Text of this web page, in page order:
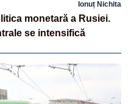
Ionuț Nichita
monetară a Rusiei.
se intensifică